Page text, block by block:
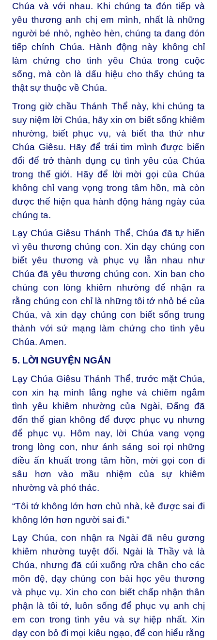
Chúa và với nhau. Khi chúng ta đón tiếp và
yêu thương anh chị em mình, nhất là những
người bé nhỏ, nghèo hèn, chúng ta đang đón
tiếp chính Chúa. Hành động này không chỉ
làm chứng cho tình yêu Chúa trong cuộc
sống, mà còn là dấu hiệu cho thấy chúng ta
thật sự thuộc về Chúa.
Trong giờ chầu Thánh Thể này, khi chúng ta
suy niệm lời Chúa, hãy xin ơn biết sống khiêm
nhường, biết phục vụ, và biết tha thứ như
Chúa Giêsu. Hãy để trái tim mình được biến
đổi để trở thành dụng cụ tình yêu của Chúa
trong thế giới. Hãy để lời mời gọi của Chúa
không chỉ vang vọng trong tâm hồn, mà còn
được thể hiện qua hành động hàng ngày của
chúng ta.
Lạy Chúa Giêsu Thánh Thể, Chúa đã tự hiến
vì yêu thương chúng con. Xin dạy chúng con
biết yêu thương và phục vụ lẫn nhau như
Chúa đã yêu thương chúng con. Xin ban cho
chúng con lòng khiêm nhường để nhận ra
rằng chúng con chỉ là những tôi tớ nhỏ bé của
Chúa, và xin dạy chúng con biết sống trung
thành với sứ mạng làm chứng cho tình yêu
Chúa. Amen.
5. LỜI NGUYỆN NGẮN
Lạy Chúa Giêsu Thánh Thể, trước mặt Chúa,
con xin hạ mình lắng nghe và chiêm ngắm
tình yêu khiêm nhường của Ngài, Đấng đã
đến thế gian không để được phục vụ nhưng
để phục vụ. Hôm nay, lời Chúa vang vọng
trong lòng con, như ánh sáng soi rọi những
điều ẩn khuất trong tâm hồn, mời gọi con đi
sâu hơn vào mầu nhiệm của sự khiêm
nhường và phó thác.
“Tôi tớ không lớn hơn chủ nhà, kẻ được sai đi
không lớn hơn người sai đi.”
Lạy Chúa, con nhận ra Ngài đã nêu gương
khiêm nhường tuyệt đối. Ngài là Thầy và là
Chúa, nhưng đã cúi xuống rửa chân cho các
môn đệ, dạy chúng con bài học yêu thương
và phục vụ. Xin cho con biết chấp nhận thân
phận là tôi tớ, luôn sống để phục vụ anh chị
em con trong tình yêu và sự hiệp nhất. Xin
dạy con bỏ đi mọi kiêu ngạo, để con hiểu rằng